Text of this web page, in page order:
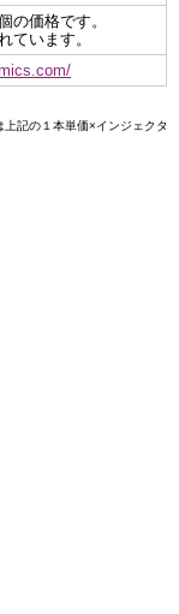
の価格です。
ています。
記の１本単価×インジェクタ